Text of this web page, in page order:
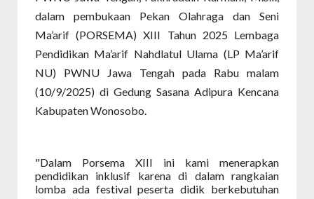
dalam pembukaan Pekan Olahraga dan Seni
Ma’arif (PORSEMA) XIII Tahun 2025 Lembaga
Pendidikan Ma’arif Nahdlatul Ulama (LP Ma’arif
NU) PWNU Jawa Tengah pada Rabu malam
(10/9/2025) di Gedung Sasana Adipura Kencana
Kabupaten Wonosobo.
"Dalam Porsema XIII ini kami menerapkan
pendidikan inklusif karena di dalam rangkaian
lomba ada festival peserta didik berkebutuhan